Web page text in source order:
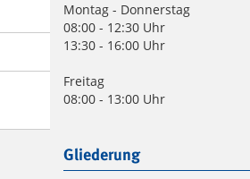
Montag - Donnerstag
08:00 - 12:30 Uhr
13:30 - 16:00 Uhr
Freitag
08:00 - 13:00 Uhr
Gliederung